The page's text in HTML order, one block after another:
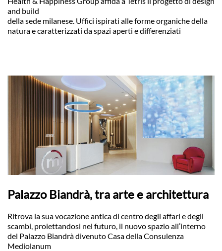
and build
della sede milanese. Uffici ispirati alle forme organiche della
natura e caratterizzati da spazi aperti e differenziati
Palazzo Biandrà, tra arte e architettura
Ritrova la sua vocazione antica di centro degli affari e degli
scambi, proiettandosi nel futuro, il nuovo spazio all’interno
del Palazzo Biandrà divenuto Casa della Consulenza
Mediolanum